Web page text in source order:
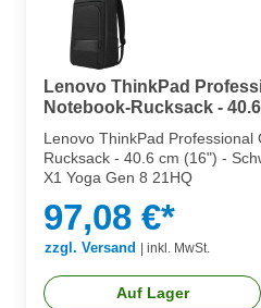
Lenovo ThinkPad
Notebook-Rucksack -
Lenovo ThinkPad Professional
Rucksack - 40.6 cm (16") -
X1 Yoga Gen 8 21HQ
97,08 €*
zzgl. Versand inkl. MwSt.
Auf Lager